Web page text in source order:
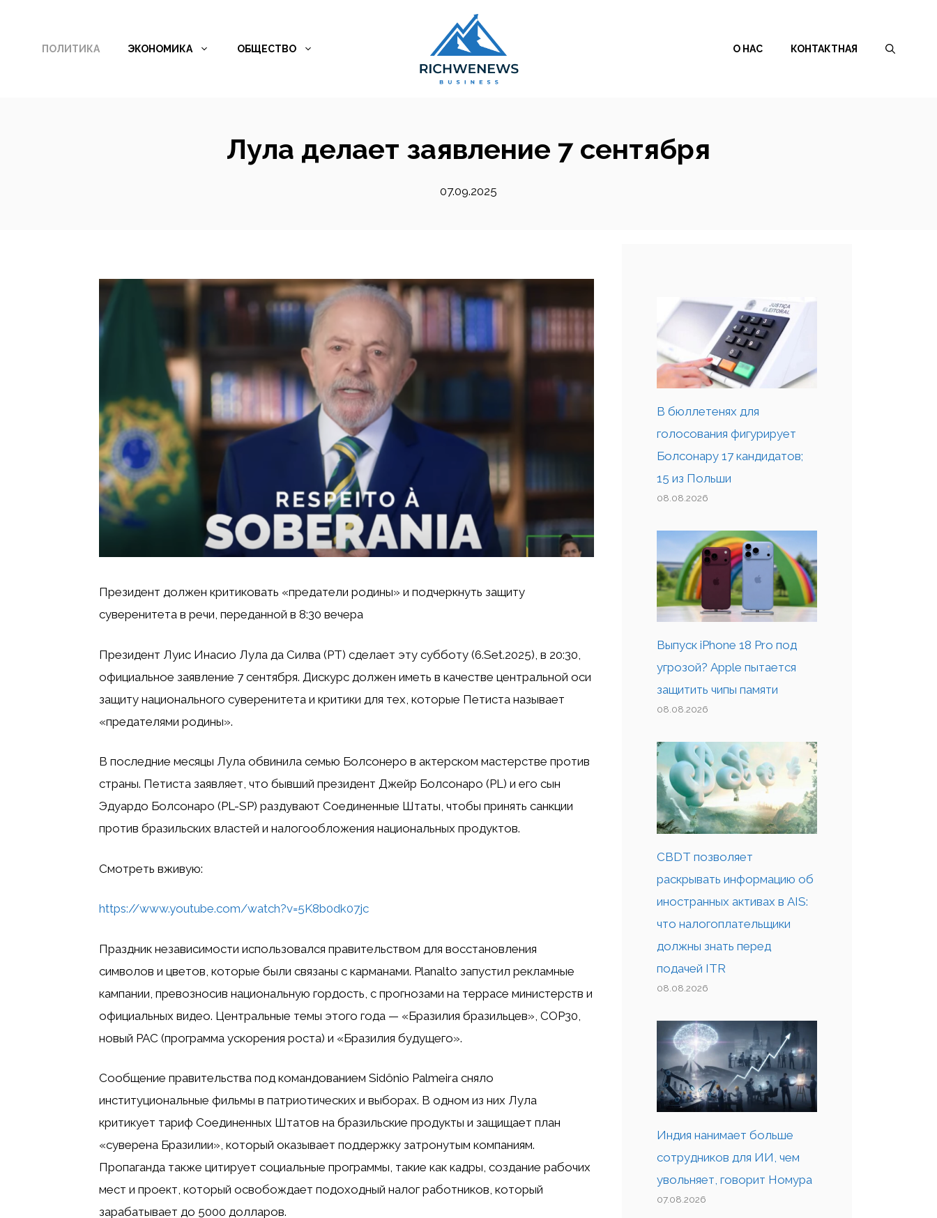
содержимому
ПОЛИТИКА ЭКОНОМИКА ОБЩЕСТВО О НАС КОНТАКТНАЯ
Лула делает заявление 7 сентября
07.09.2025
Президент должен критиковать «предатели родины» и подчеркнуть защиту
суверенитета в речи, переданной в 8:30 вечера
Президент Луис Инасио Лула да Силва (PT) сделает эту субботу (6.Set.2025), в 20:30,
официальное заявление 7 сентября. Дискурс должен иметь в качестве центральной оси
защиту национального суверенитета и критики для тех, которые Петиста называет
«предателями родины».
В последние месяцы Лула обвинила семью Болсонеро в актерском мастерстве против
страны. Петиста заявляет, что бывший президент Джейр Болсонаро (PL) и его сын
Эдуардо Болсонаро (PL-SP) раздувают Соединенные Штаты, чтобы принять санкции
против бразильских властей и налогообложения национальных продуктов.
Смотреть вживую:
https://www.youtube.com/watch?v=5K8b0dk07jc
Праздник независимости использовался правительством для восстановления
символов и цветов, которые были связаны с карманами. Planalto запустил рекламные
кампании, превозносив национальную гордость, с прогнозами на террасе министерств и
официальных видео. Центральные темы этого года — «Бразилия бразильцев», COP30,
новый PAC (программа ускорения роста) и «Бразилия будущего».
Сообщение правительства под командованием Sidônio Palmeira сняло
институциональные фильмы в патриотических и выборах. В одном из них Лула
критикует тариф Соединенных Штатов на бразильские продукты и защищает план
«суверена Бразилии», который оказывает поддержку затронутым компаниям.
Пропаганда также цитирует социальные программы, такие как кадры, создание рабочих
мест и проект, который освобождает подоходный налог работников, который
зарабатывает до 5000 долларов.
В бюллетенях для
голосования фигурирует
Болсонару 17 кандидатов;
15 из Польши
08.08.2026
Выпуск iPhone 18 Pro под
угрозой? Apple пытается
защитить чипы памяти
08.08.2026
CBDT позволяет
раскрывать информацию об
иностранных активах в AIS:
что налогоплательщики
должны знать перед
подачей ITR
08.08.2026
Индия нанимает больше
сотрудников для ИИ, чем
увольняет, говорит Номура
07.08.2026